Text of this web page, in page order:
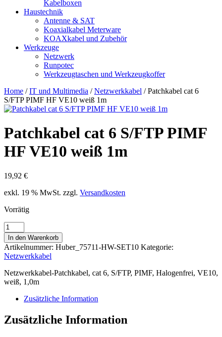
Kabelboxen
Haustechnik
Antenne & SAT
Koaxialkabel Meterware
KOAXkabel und Zubehör
Werkzeuge
Netzwerk
Runpotec
Werkzeugtaschen und Werkzeugkoffer
Home /IT und Multimedia /Netzwerkkabel / Patchkabel cat 6
S/FTP PIMF HF VE10 weiß 1m
Patchkabel cat 6 S/FTP PIMF
HF VE10 weiß 1m
19,92 €
exkl. 19 % MwSt. zzgl. Versandkosten
Vorrätig
Patchkabel
cat
6
S/FTP
PIMF
HF
VE10
In den Warenkorb
Artikelnummer: Huber_75711-HW-SET10 Kategorie:
Netzwerkkabel
Netzwerkkabel-Patchkabel, cat 6, S/FTP, PIMF, Halogenfrei, VE10,
weiß, 1,0m
Zusätzliche Information
Zusätzliche Information